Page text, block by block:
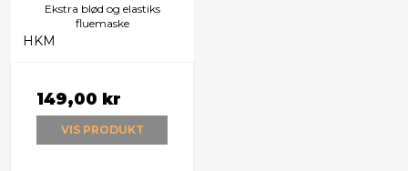
Ekstra blød og elastiks
fluemaske
HKM
149,00 kr
VIS PRODUKT